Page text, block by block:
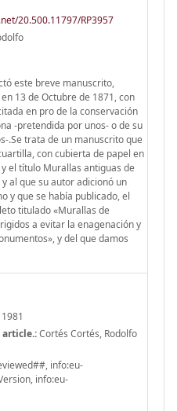
20.500.11797/RP3957
este breve manuscrito,
13 de Octubre de 1871, con
en pro de la conservación
-pretendida por unos- o de su
.Se trata de un manuscrito que
con cubierta de papel en
el título Murallas antiguas de
al que su autor adicionó un
y que se había publicado, el
titulado «Murallas de
a evitar la enagenación y
y del que damos
1981
article.:Cortés Cortés, Rodolfo
info:eu-
info:eu-